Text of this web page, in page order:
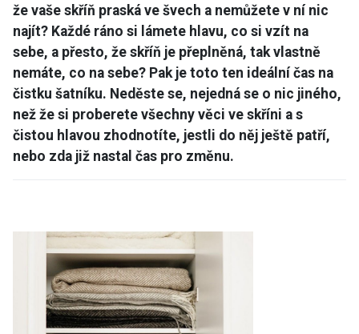
že vaše skříň praská ve švech a nemůžete v ní nic
najít? Každé ráno si lámete hlavu, co si vzít na
sebe, a přesto, že skříň je přeplněná, tak vlastně
nemáte, co na sebe? Pak je toto ten ideální čas na
čistku šatníku. Neděste se, nejedná se o nic jiného,
než že si proberete všechny věci ve skříni a s
čistou hlavou zhodnotíte, jestli do něj ještě patří,
nebo zda již nastal čas pro změnu.